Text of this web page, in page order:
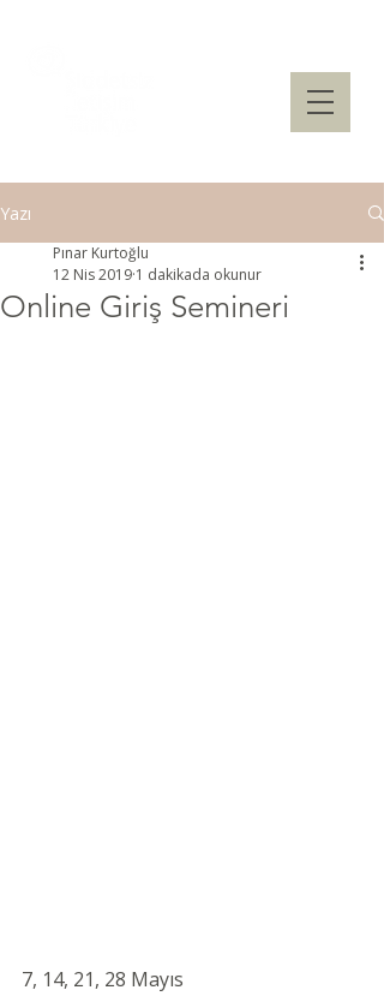
Yazı
Online Giriş Semineri
Pınar Kurtoğlu
12 Nis 2019 1 dakikada okunur
7, 14, 21, 28 Mayıs